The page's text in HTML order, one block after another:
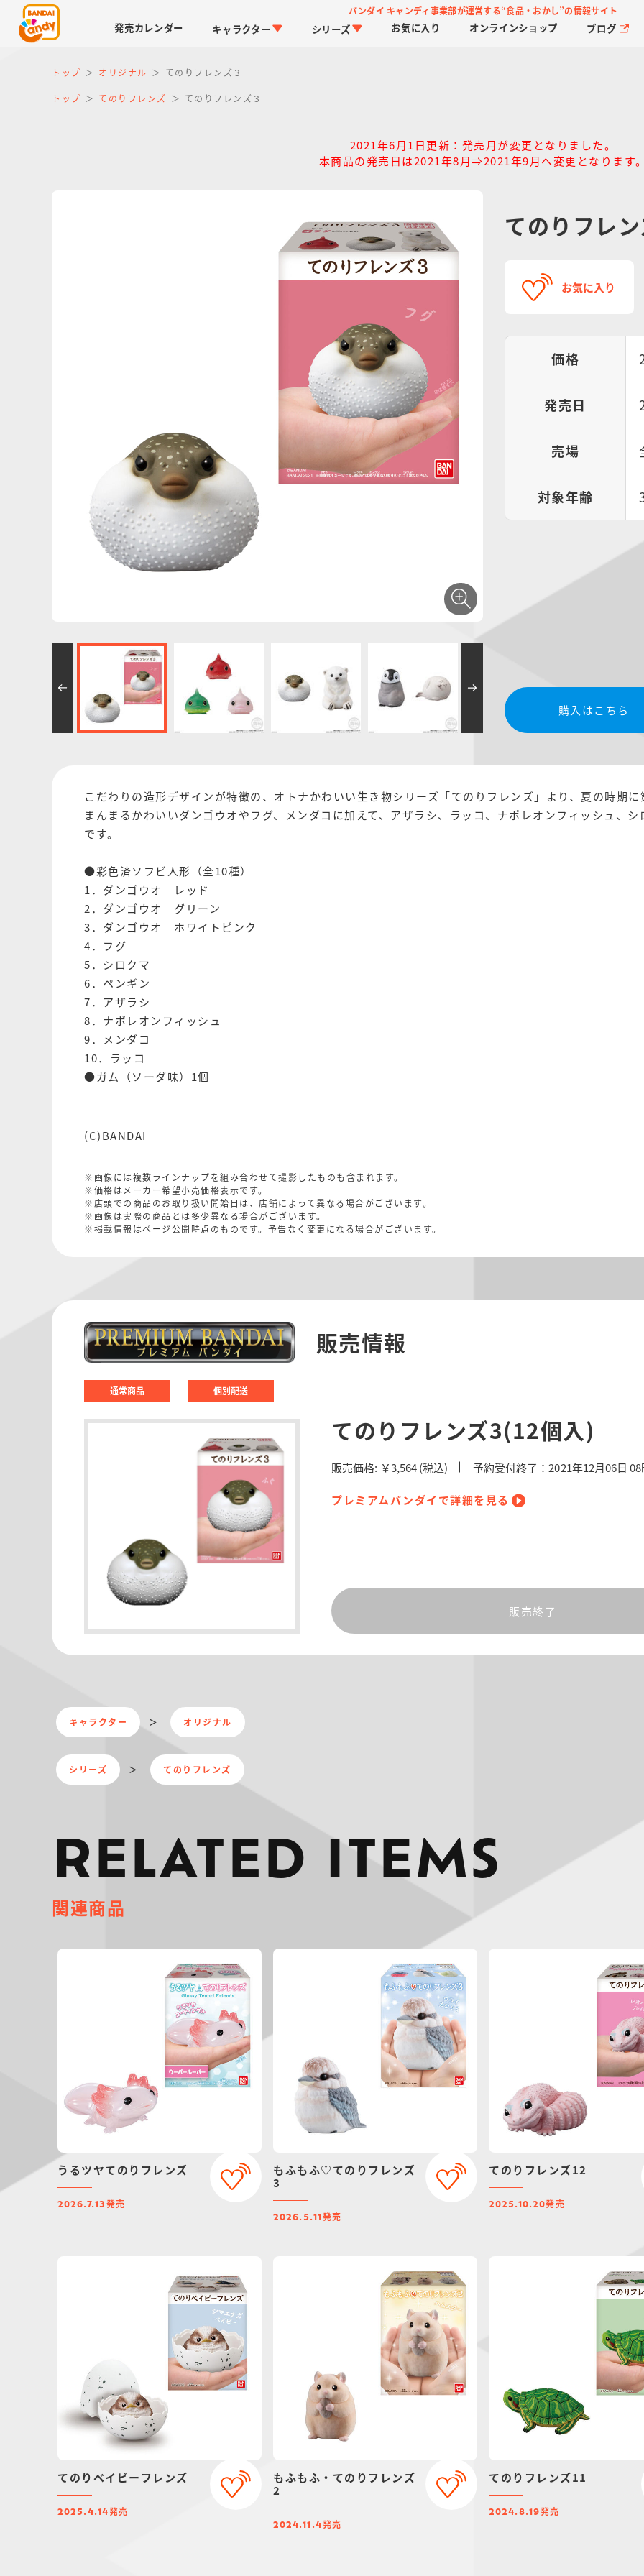
バンダイ キャンディ事業部が運営する“食品・おかし”の情報サイト
発売カレンダー キャラクター シリーズ お気に入り オンラインショップ ブログ
トップ オリジナル てのりフレンズ３
トップ てのりフレンズ てのりフレンズ３
2021年6月1日更新：発売月が変更となりました。
本商品の発売日は2021年8月⇒2021年9月へ変更となります
てのりフレ
お気に入り
価格
発売日
売場
対象年齢
購入はこちら
こだわりの造形デザインが特徴の、オトナかわいい生き物シリーズ「てのりフレンズ」より、夏の時期
まんまるかわいいダンゴウオやフグ、メンダコに加えて、アザラシ、ラッコ、ナポレオンフィッシュ、
です。
●彩色済ソフビ人形（全10種）
1．ダンゴウオ レッド
2．ダンゴウオ グリーン
3．ダンゴウオ ホワイトピンク
4．フグ
5．シロクマ
6．ペンギン
7．アザラシ
8．ナポレオンフィッシュ
9．メンダコ
10．ラッコ
●ガム（ソーダ味）1個
(C)BANDAI
※画像には複数ラインナップを組み合わせて撮影したものも含まれます。
※価格はメーカー希望小売価格表示です。
※店頭での商品のお取り扱い開始日は、店舗によって異なる場合がございます。
※画像は実際の商品とは多少異なる場合がございます。
※掲載情報はページ公開時点のものです。予告なく変更になる場合がございます。
販売情報
通常商品 個別配送
てのりフレンズ3(12個入)
販売価格: ￥3,564(税込) 予約受付終了：2021年12月06日
プレミアムバンダイで詳細を見る
販売終了
キャラクター オリジナル
シリーズ てのりフレンズ
RELATED ITEMS
関連商品
うるツヤてのりフレンズ
2026.7.13 発売
もふもふ♡てのりフレンズ
3
2026.5.11 発売
てのりフレンズ12
2025.10.20発売
てのりベイビーフレンズ
2025.4.14発売
もふもふ・てのりフレンズ
2
2024.11.4発売
てのりフレンズ11
2024.8.19発売